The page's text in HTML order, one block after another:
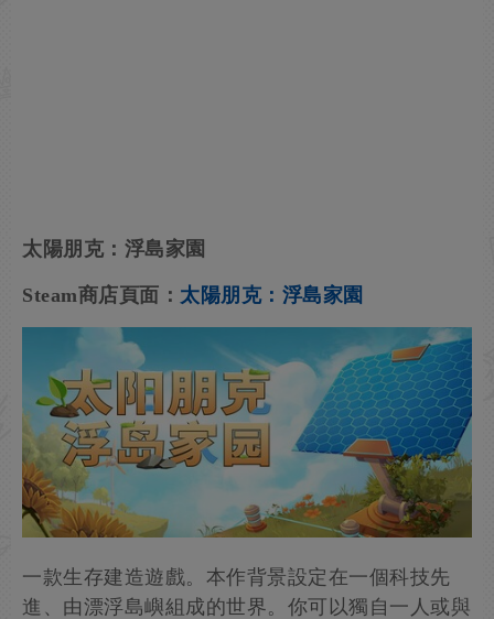
太陽朋克：浮島家園
Steam商店頁面： 太陽朋克：浮島家園
一款生存建造遊戲。本作背景設定在一個科技先
進、由漂浮島嶼組成的世界。你可以獨自一人或與